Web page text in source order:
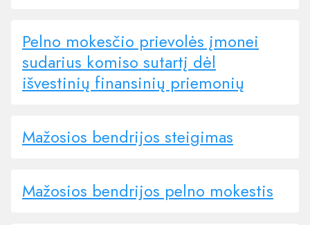
Pelno mokesčio prievolės įmonei
sudarius komiso sutartį dėl
išvestinių finansinių priemonių
Mažosios bendrijos steigimas
Mažosios bendrijos pelno mokestis